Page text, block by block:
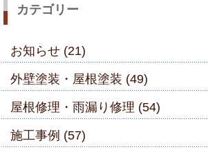
カテゴリー
お知らせ (21)
外壁塗装・屋根塗装 (49)
屋根修理・雨漏り修理 (54)
施工事例 (57)